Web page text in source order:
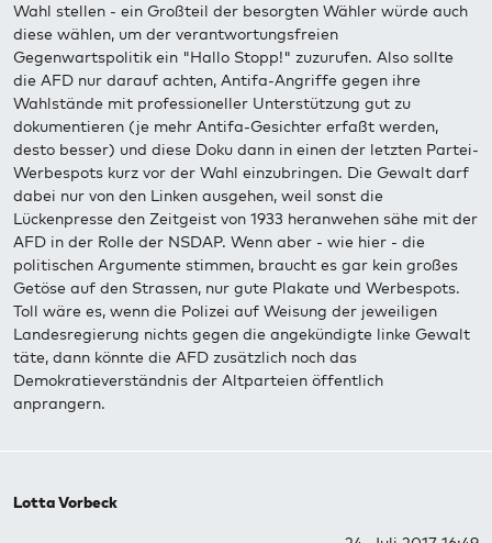
Wahl stellen - ein Großteil der besorgten Wähler würde auch
diese wählen, um der verantwortungsfreien
Gegenwartspolitik ein "Hallo Stopp!" zuzurufen. Also sollte
die AFD nur darauf achten, Antifa-Angriffe gegen ihre
Wahlstände mit professioneller Unterstützung gut zu
dokumentieren (je mehr Antifa-Gesichter erfaßt werden,
desto besser) und diese Doku dann in einen der letzten Partei-
Werbespots kurz vor der Wahl einzubringen. Die Gewalt darf
dabei nur von den Linken ausgehen, weil sonst die
Lückenpresse den Zeitgeist von 1933 heranwehen sähe mit der
AFD in der Rolle der NSDAP. Wenn aber - wie hier - die
politischen Argumente stimmen, braucht es gar kein großes
Getöse auf den Strassen, nur gute Plakate und Werbespots.
Toll wäre es, wenn die Polizei auf Weisung der jeweiligen
Landesregierung nichts gegen die angekündigte linke Gewalt
täte, dann könnte die AFD zusätzlich noch das
Demokratieverständnis der Altparteien öffentlich
anprangern.
Lotta Vorbeck